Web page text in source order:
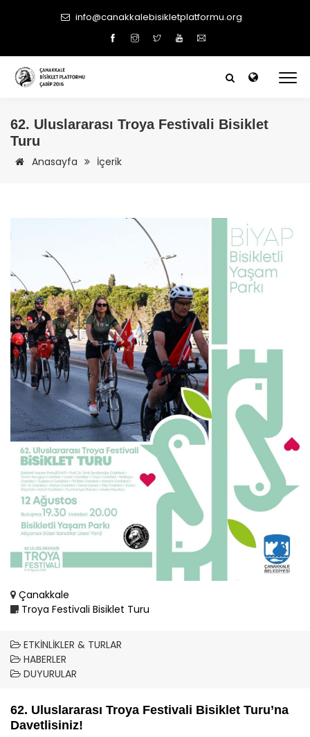
info@canakkalebisikletplatformu.org
62. Uluslararası Troya Festivali Bisiklet
Turu
Anasayfa İçerik
Çanakkale
Troya Festivali Bisiklet Turu
ETKINLIKLER & TURLAR
HABERLER
DUYURULAR
62. Uluslararası Troya Festivali Bisiklet Turu’na
Davetlisiniz!